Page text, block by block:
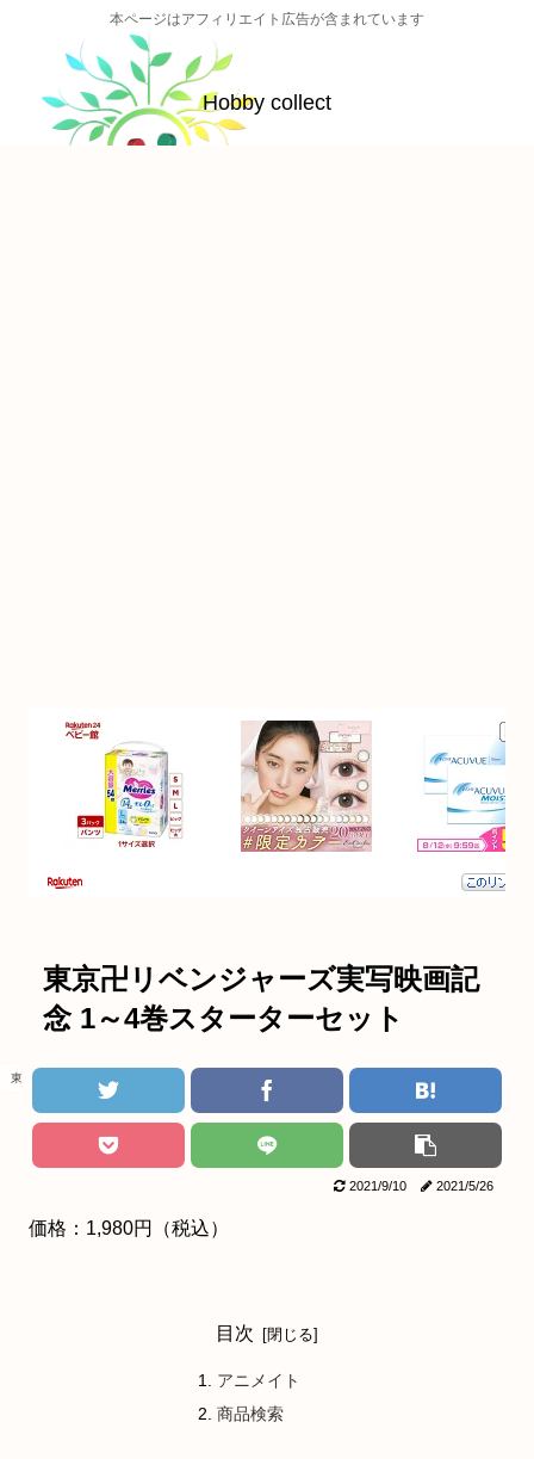
本ページはアフィリエイト広告が含まれています
Hobby collect
東京卍リベンジャーズ実写映画記
念 1～4巻スターターセット
東京リベンジャーズ
2021/9/10 2021/5/26
価格：1,980円（税込）
目次
アニメイト
商品検索